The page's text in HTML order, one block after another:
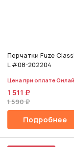
Перчатки Fuze
L #08-202204
Цена при оплате
1 511 ₽
1 590 ₽
Подробнее